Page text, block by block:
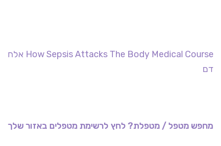
How Sepsis Attacks The Body Medical Course אלח
דם
מחפש מטפל / מטפלת? לחץ לרשימת מטפלים באזור שלך